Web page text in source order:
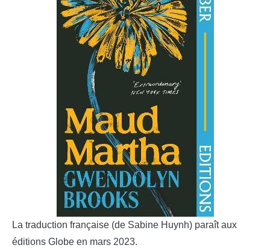
La traduction française (de Sabine Huynh) paraît aux
éditions Globe en mars 2023.